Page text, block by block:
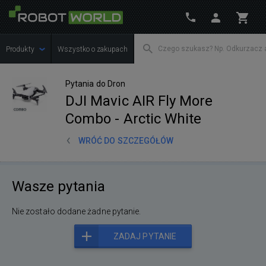
Produkty Wszystko o zakupach
Pytania do Dron
DJI Mavic AIR Fly More
Combo - Arctic White
WRÓĆ DO SZCZEGÓŁÓW
Wasze pytania
Nie zostało dodane żadne pytanie.
ZADAJ PYTANIE